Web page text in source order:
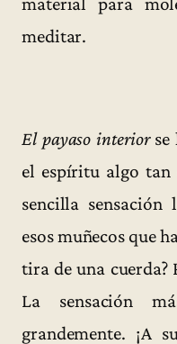
meditar.
El payaso interiorse
el espíritu algo tan
sencilla sensación
esos muñecos que
tira de una cuerda?
La sensación
grandemente. ¡A